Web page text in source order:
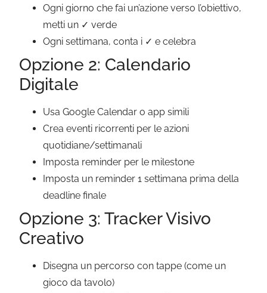
Ogni giorno che fai un’azione verso l’obiettivo,
metti un ✓ verde
Ogni settimana, conta i ✓ e celebra
Opzione 2: Calendario
Digitale
Usa Google Calendar o app simili
Crea eventi ricorrenti per le azioni
quotidiane/settimanali
Imposta reminder per le milestone
Imposta un reminder 1 settimana prima della
deadline finale
Opzione 3: Tracker Visivo
Creativo
Disegna un percorso con tappe (come un
gioco da tavolo)